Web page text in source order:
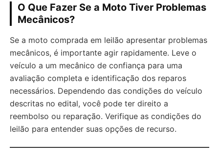
O Que Fazer Se a Moto Tiver Problemas
Mecânicos?
Se a moto comprada em leilão apresentar problemas
mecânicos, é importante agir rapidamente. Leve o
veículo a um mecânico de confiança para uma
avaliação completa e identificação dos reparos
necessários. Dependendo das condições do veículo
descritas no edital, você pode ter direito a
reembolso ou reparação. Verifique as condições do
leilão para entender suas opções de recurso.